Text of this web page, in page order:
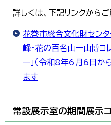
詳しくは、下記リンクからご
花巻市総合文化財セン
峰・花の百名山ー山博コ
ー」（令和8年6月6日
ます
常設展示室の期間展示